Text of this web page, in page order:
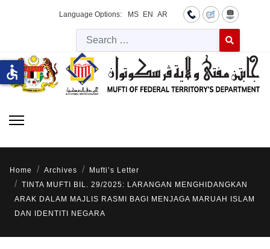
Language Options: MS EN AR
Type 2 or
Home Archives
Mufti’s Letter
TINTA MUFTI BIL. 29/2025: LARANGAN MENGHIDANGKAN
ARAK DALAM MAJLIS RASMI BAGI MENJAGA MARUAH ISLAM
DAN IDENTITI NEGARA
accessible